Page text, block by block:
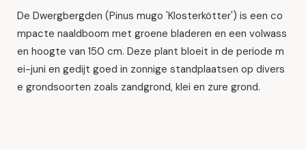
De Dwergbergden (Pinus mugo 'Klosterkötter') is een co
mpacte naaldboom met groene bladeren en een volwass
en hoogte van 150 cm. Deze plant bloeit in de periode m
ei-juni en gedijt goed in zonnige standplaatsen op divers
e grondsoorten zoals zandgrond, klei en zure grond.